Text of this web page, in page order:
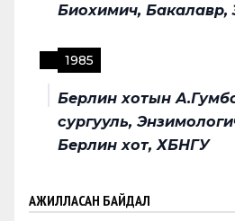
Биохимич, Бакалавр,
1985
Берлин хотын
сургууль,
Берлин хот, ХБНГУ
АЖИЛЛАСАН БАЙДАЛ